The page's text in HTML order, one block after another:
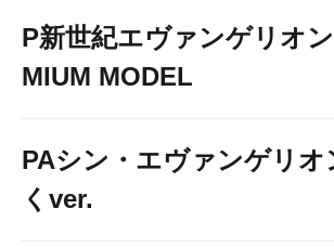
P新世紀エヴァンゲリオ
MIUM MODEL
PAシン・エヴァンゲリ
くver.